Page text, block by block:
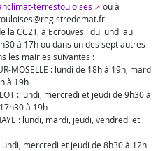
terrestouloises
ou à
la CC2T, à Ecrouves : du lundi au
à 17h ou dans un des sept autres
les mairies suivantes :
MOSELLE : lundi de 18h à 19h, mardi
à 19h
: lundi, mercredi et jeudi de 9h30 à
à 19h
: lundi, mardi, jeudi, vendredi et
lundi, mercredi et jeudi de 8h30 à 12h